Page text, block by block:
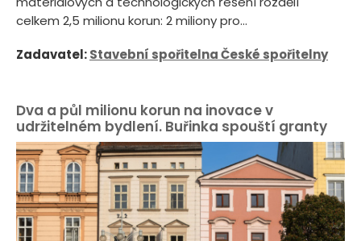
celkem 2,5 milionu korun: 2 miliony pro...
Zadavatel:Stavební spořitelna České spořitelny
Dva a půl milionu korun na inovace v
udržitelném bydlení. Buřinka spouští granty